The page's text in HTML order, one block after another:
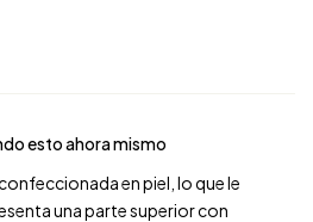
esto ahora mismo
en piel , lo que le
una parte superior con